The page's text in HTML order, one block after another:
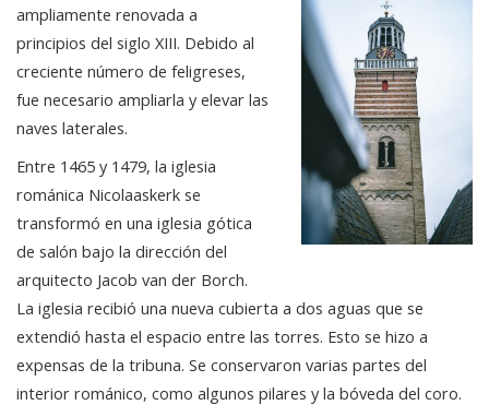
ampliamente renovada a
principios del siglo XIII. Debido al
creciente número de feligreses,
fue necesario ampliarla y elevar las
naves laterales.
Entre 1465 y 1479, la iglesia
románica Nicolaaskerk se
transformó en una iglesia gótica
de salón bajo la dirección del
arquitecto Jacob van der Borch.
La iglesia recibió una nueva cubierta a dos aguas que se
extendió hasta el espacio entre las torres. Esto se hizo a
expensas de la tribuna. Se conservaron varias partes del
interior románico, como algunos pilares y la bóveda del coro.